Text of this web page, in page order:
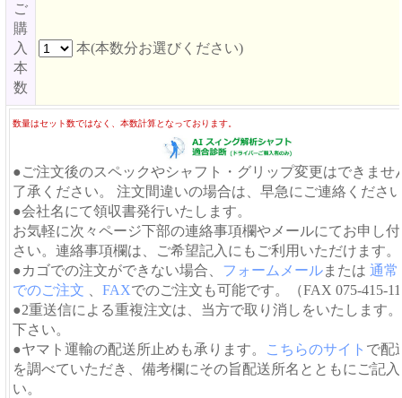
ご
購
入
本
数
本(本数分お選びください)
数量はセット数ではなく、本数計算となっております。
●ご注文後のスペックやシャフト・グリップ変更はできませ
了承ください。 注文間違いの場合は、早急にご連絡くださ
●会社名にて領収書発行いたします。
お気軽に次々ページ下部の連絡事項欄やメールにてお申し
さい。連絡事項欄は、ご希望記入にもご利用いただけます。
●カゴでの注文ができない場合、 フォームメールまたは 通常
でのご注文
FAXでのご注文も可能です。（FAX 075-415-
●2重送信による重複注文は、当方で取り消しをいたします
下さい。
●ヤマト運輸の配送所止めも承ります。
こちらのサイト で配
を調べていただき、備考欄にその旨配送所名とともにご記
い。